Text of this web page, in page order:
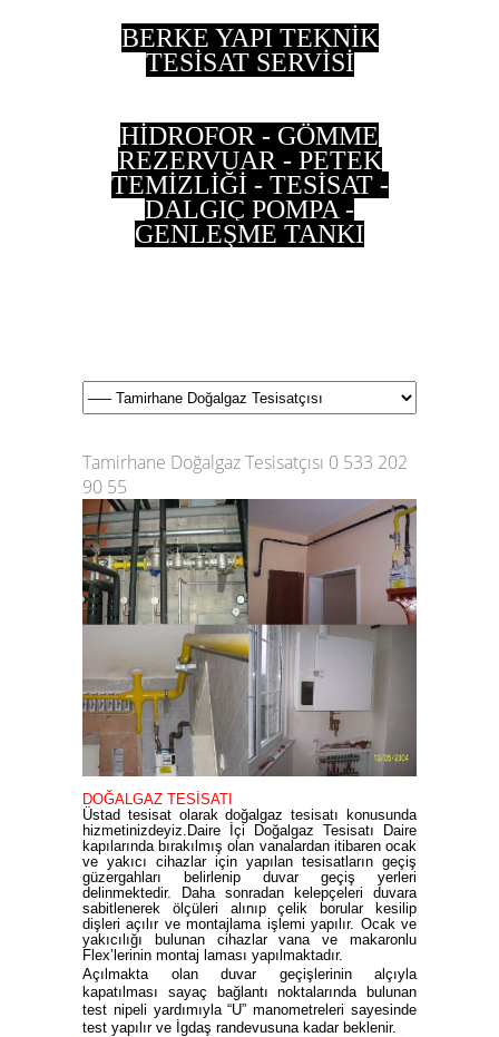
BERKE YAPI TEKNİK
TESİSAT SERVİSİ
HİDROFOR - GÖMME
REZERVUAR - PETEK
TEMİZLİĞİ - TESİSAT -
DALGIÇ POMPA -
GENLEŞME TANKI
Tamirhane Doğalgaz Tesisatçısı 0 533 202
90 55
DOĞALGAZ TESİSATI
Üstad tesisat olarak doğalgaz tesisatı konusunda
hizmetinizdeyiz.Daire İçi Doğalgaz Tesisatı Daire
kapılarında bırakılmış olan vanalardan itibaren ocak
ve yakıcı cihazlar için yapılan tesisatların geçiş
güzergahları belirlenip duvar geçiş yerleri
delinmektedir. Daha sonradan kelepçeleri duvara
sabitlenerek ölçüleri alınıp çelik borular kesilip
dişleri açılır ve montajlama işlemi yapılır. Ocak ve
yakıcılığı bulunan cihazlar vana ve makaronlu
Flex’lerinin montaj laması yapılmaktadır.
Açılmakta olan duvar geçişlerinin alçıyla
kapatılması sayaç bağlantı noktalarında bulunan
test nipeli yardımıyla “U” manometreleri sayesinde
test yapılır ve İgdaş randevusuna kadar beklenir.